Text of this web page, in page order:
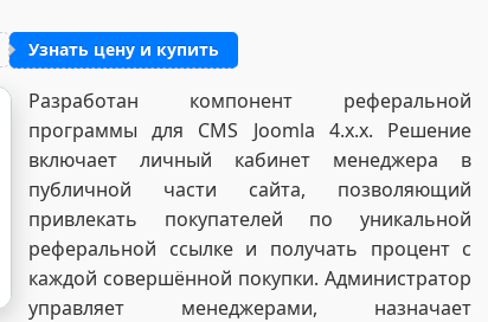
Узнать цену и купить
Разработан компонент реферальной
программы для CMS Joomla 4.x.x. Решение
включает личный кабинет менеджера в
публичной части сайта, позволяющий
привлекать покупателей по уникальной
реферальной ссылке и получать процент с
каждой совершённой покупки. Администратор
управляет менеджерами, назначает